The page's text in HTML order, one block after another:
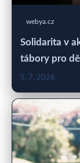
webya.cz
Solidarita v
tábory pro
5. 7. 2026